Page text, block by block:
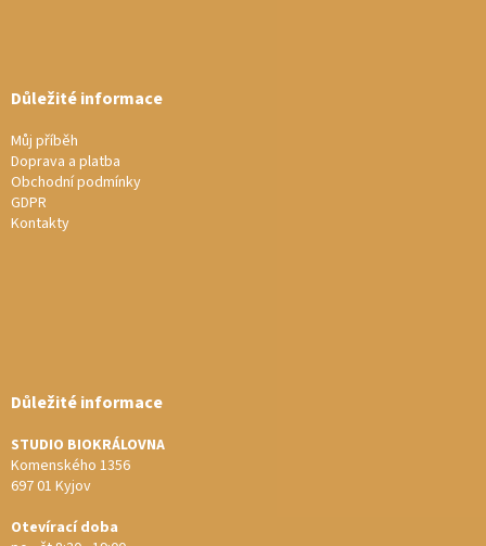
Důležité informace
Můj příběh
Doprava a platba
Obchodní podmínky
GDPR
Kontakty
Důležité informace
STUDIO BIOKRÁLOVNA
Komenského 1356
697 01 Kyjov
Otevírací doba